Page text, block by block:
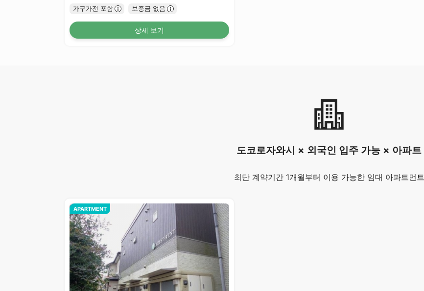
가구가전 포함 보증금 없음
상세 보기
도코로자와시 × 외국인 입주 가능 × 아파트
최단 계약기간 1개월부터 이용 가능한 임대 아파트먼트
APARTMENT